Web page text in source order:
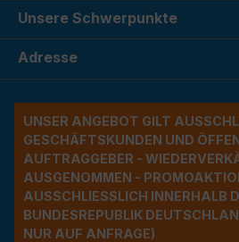
Unsere Schwerpunkte
Adresse
UNSER ANGEBOT GILT
ESCHÄFTSKUNDEN UND
UFTRAGGEBER -
USGENOMMEN -
USSCHLIESSLICH INNERHALB DER
NDESREPUBLIK DEUTSCHLAND
R AUF ANFRAGE)